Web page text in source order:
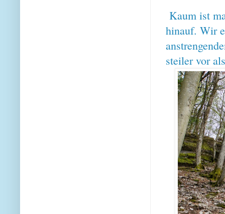
Kaum ist
hinauf. Wir
steiler vor